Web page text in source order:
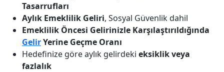
Tasarrufları
Aylık Emeklilik Geliri, Sosyal Güvenlik dahil
Emeklilik Öncesi Gelirinizle Karşılaştırıldığında
GelirYerine Geçme Oranı
Hedefinize göre aylık gelirdeki eksiklik veya
fazlalık